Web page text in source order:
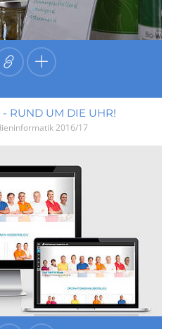
- RUND UM DIE UHR!
2016/17